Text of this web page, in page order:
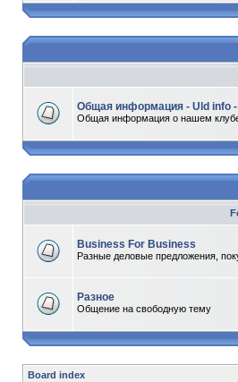
Общая информация - Uld info
Общая информация о нашем
Business For Business
Разные деловые предложения,
Разное
Общение на свободную тему
Board index